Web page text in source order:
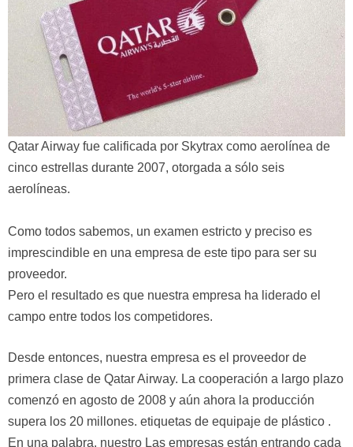
Qatar Airway fue calificada por Skytrax como aerolínea de
cinco estrellas durante 2007, otorgada a sólo seis
aerolíneas.
Como todos sabemos, un examen estricto y preciso es
imprescindible en una empresa de este tipo para ser su
proveedor.
Pero el resultado es que nuestra empresa ha liderado el
campo entre todos los competidores.
Desde entonces, nuestra empresa es el proveedor de
primera clase de Qatar Airway. La cooperación a largo plazo
comenzó en agosto de 2008 y aún ahora la producción
supera los 20 millones. etiquetas de equipaje de plástico .
En una palabra, nuestro Las empresas están entrando cada